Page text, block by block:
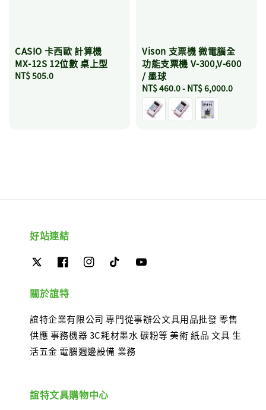
CASIO 卡西歐 計算機
MX-12S 12位數 桌上型
Regular
NT$ 505.0
Vison 支票機 微電腦全
功能支票機 V-300,V-600
/ 墨球
Regular
price
NT$ 460.0- NT$ 6,000.0
好站連結
關於誼特
誼特企業有限公司 專門從事辦公文具用品批發 零售
供應 事務機器 3C耗材墨水 碳粉等 美術 紙品 文具 生
活五金 電腦週邊設備 業務
誼特文具購物中心